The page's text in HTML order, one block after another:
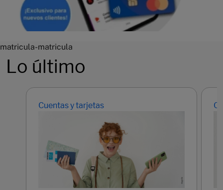
matricula-matricula
Lo último
Cuentas y tarjetas